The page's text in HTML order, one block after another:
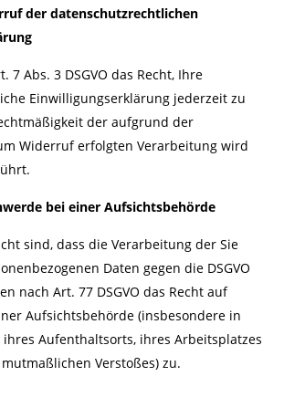
der datenschutzrechtlichen
7 Abs. 3 DSGVO das Recht, Ihre
Einwilligungserklärung jederzeit zu
der aufgrund der
Widerruf erfolgten Verarbeitung wird
bei einer Aufsichtsbehörde
sind, dass die Verarbeitung der Sie
Daten gegen die DSGVO
nach Art. 77 DSGVO das Recht auf
Aufsichtsbehörde (insbesondere in
Aufenthaltsorts, ihres Arbeitsplatzes
Verstoßes) zu.